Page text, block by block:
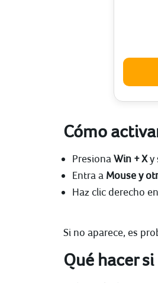
Cómo
PresionaWin + Xy
Entra a Mouse y
Haz clic derecho
Si no aparece, es
Qué hacer